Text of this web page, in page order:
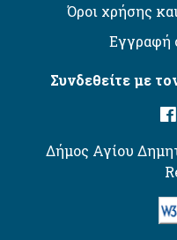
Όροι χρήσης
Εγγραφή
Συνδεθείτε με
Δήμος Αγίου